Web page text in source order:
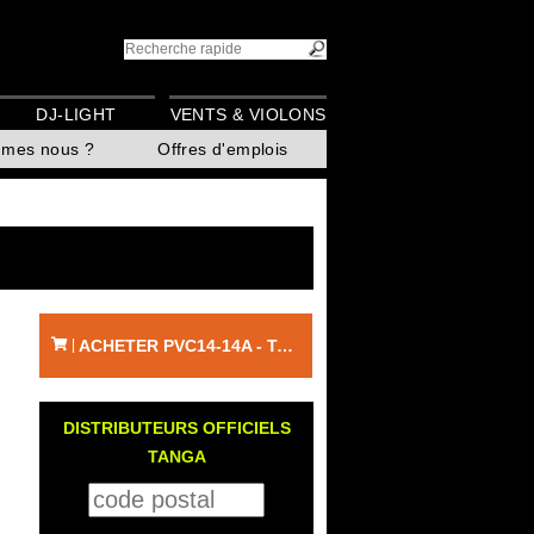
nous ? Offres d'emplois
DJ-LIGHT VENTS & VIOLONS
ACHETER PVC14-14A - TANGA
DISTRIBUTEURS OFFICIELS
TANGA